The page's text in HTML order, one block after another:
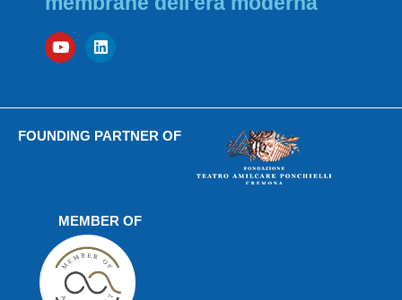
FOUNDING PARTNER OF
MEMBER OF